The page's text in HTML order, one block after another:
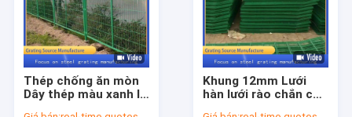
Tham quan nhà máy
Kiểm soát chất lượng
Thép chống ăn mòn
Dây thép màu xanh lá
Khung 12mm Lưới
hàn lưới rào chắn cho